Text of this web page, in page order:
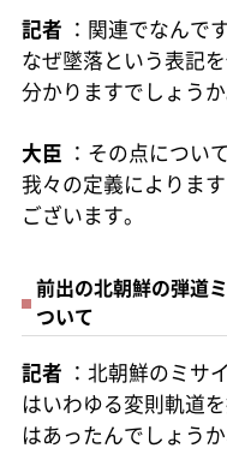
記者 ：関連でなんで
なぜ墜落という表記
分かりますでしょうか
大臣 ：その点につい
我々の定義によりま
ございます。
前出の北朝鮮の弾道
ついて
記者 ：北朝鮮のミサ
はいわゆる変則軌道
はあったんでしょう